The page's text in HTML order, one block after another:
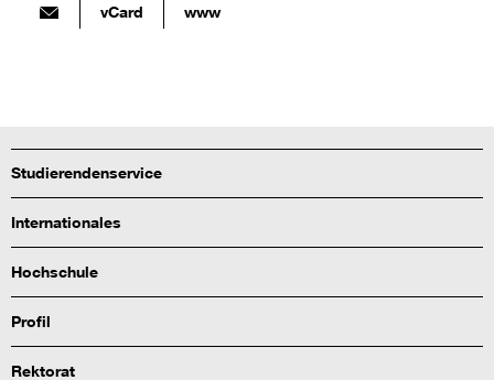
vCard www
Studierendenservice
Internationales
Hochschule
Profil
Rektorat